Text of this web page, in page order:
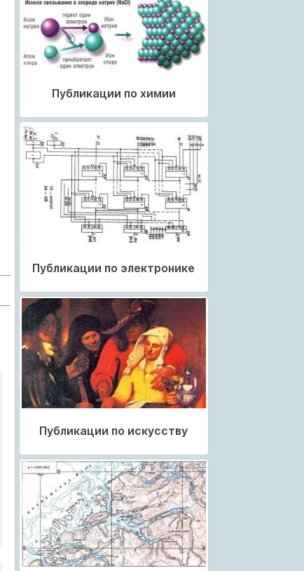
Публикации по химии
Публикации по электронике
Публикации по искусству